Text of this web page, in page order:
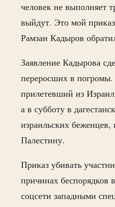
человек не выполняет
выйдут. Это мой
Рамзан Кадыров
Заявление Кадырова
переросших в погромы.
прилетевший из
а в субботу в
израильских
Палестину.
Приказ убивать
причинах беспорядков
соцсети западными